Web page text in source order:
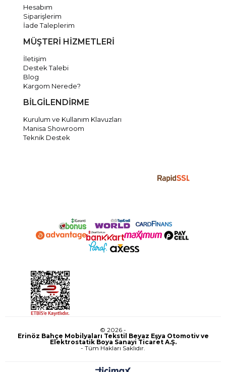
Hesabım
Siparişlerim
İade Taleplerim
MÜŞTERİ HİZMETLERİ
İletişim
Destek Talebi
Blog
Kargom Nerede?
BİLGİLENDİRME
Kurulum ve Kullanım Klavuzları
Manisa Showroom
Teknik Destek
© 2026 -
Erinöz Bahçe Mobilyaları Tekstil Beyaz Eşya Otomotiv ve
Elektrostatik Boya Sanayi Ticaret A.Ş.
- Tüm Hakları Saklıdır.